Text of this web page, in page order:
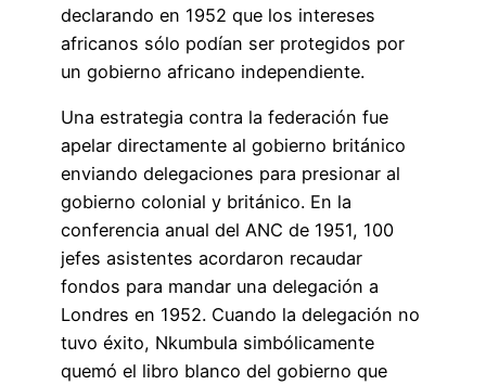
declarando en 1952 que los intereses
africanos sólo podían ser protegidos por
un gobierno africano independiente.
Una estrategia contra la federación fue
apelar directamente al gobierno británico
enviando delegaciones para presionar al
gobierno colonial y británico. En la
conferencia anual del ANC de 1951, 100
jefes asistentes acordaron recaudar
fondos para mandar una delegación a
Londres en 1952. Cuando la delegación no
tuvo éxito, Nkumbula simbólicamente
quemó el libro blanco del gobierno que